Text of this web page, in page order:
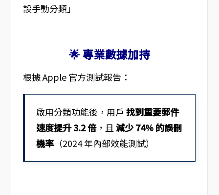
設手動分類」
🌟 專業數據加持
根據 Apple 官方測試報告：
啟用分類功能後，用戶找到重要郵件
速度提升 3.2 倍，且減少 74% 的誤刪
機率 （2024 年內部效能測試）